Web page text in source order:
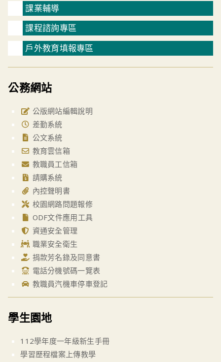
課業輔導
課程諮詢專區
戶外教育填報專區
公務網站
公版網站編輯說明
差勤系統
公文系統
教育雲信箱
教職員工信箱
請購系統
內控聲明書
校園網路問題報修
ODF文件應用工具
資通安全管理
職業安全衛生
捐款芳名錄及同意書
電話分機號碼一覽表
教職員汽機車停車登記
學生園地
112學年度一年級新生手冊
學習歷程檔案上傳教學